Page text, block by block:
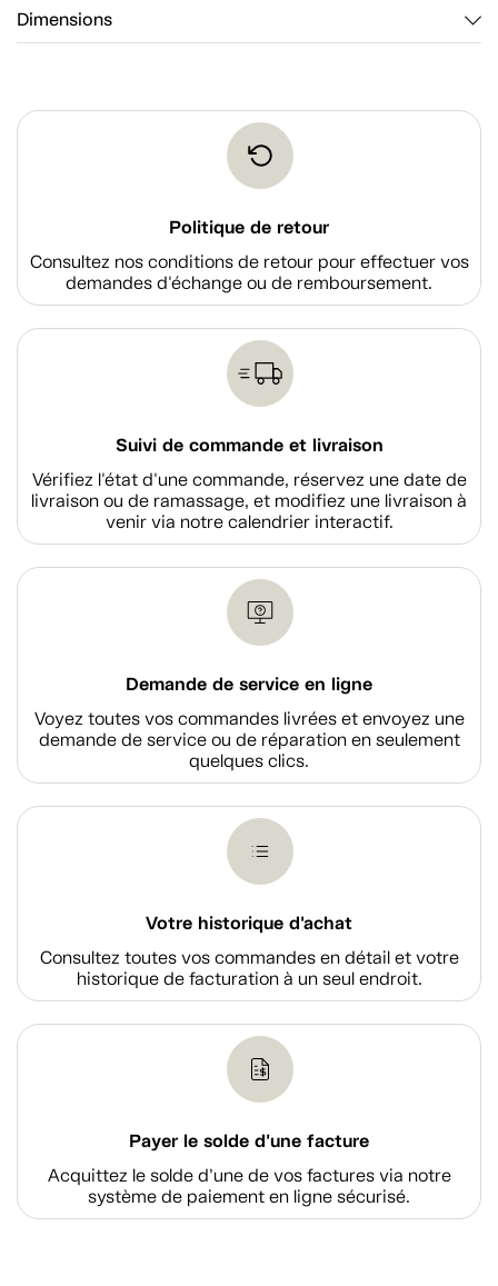
Dimensions
Politique de retour
Consultez nos conditions de retour pour effectuer vos
demandes d'échange ou de remboursement.
Suivi de commande et livraison
Vérifiez l'état d'une commande, réservez une date de
livraison ou de ramassage, et modifiez une livraison à
venir via notre calendrier interactif.
Demande de service en ligne
Voyez toutes vos commandes livrées et envoyez une
demande de service ou de réparation en seulement
quelques clics.
Votre historique d'achat
Consultez toutes vos commandes en détail et votre
historique de facturation à un seul endroit.
Payer le solde d'une facture
Acquittez le solde d’une de vos factures via notre
système de paiement en ligne sécurisé.